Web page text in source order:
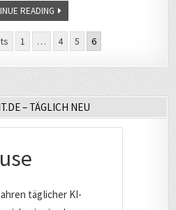
READING
1 … 4 5 6
– TÄGLICH NEU